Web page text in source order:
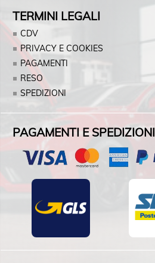
TERMINI LEGALI
CDV
PRIVACY E COOKIES
PAGAMENTI
RESO
SPEDIZIONI
PAGAMENTI E SPEDIZIONI